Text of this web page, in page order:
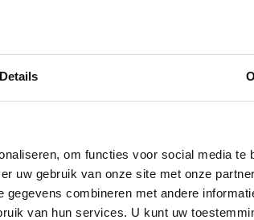
Details
om functies voor social media te
uw gebruik van onze site met onze
combineren met andere
van hun services. U kunt uw